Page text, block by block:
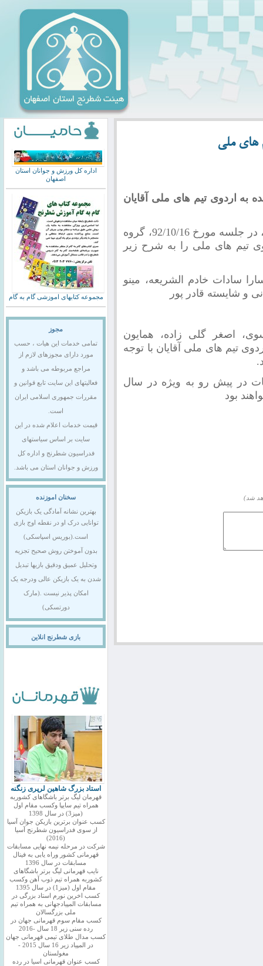
های ملی
اردوی تیم های ملی آقایان
به گزارش روابط عمومی فدراسیون شطرنج، در جلسه مورخ 92/10/16، گروه
تیم های ملی را به شرح زیر
سادات خادم الشریعه، مینو
و شایسته قادر پور
اصغر گلی زاده، همایون
تیم های ملی آقایان با توجه
در پیش رو به ویژه در سال
شد)
اداره کل ورزش و جوانان استان
اصفهان
مجموعه کتابهای اموزشی گام به گام
مجوز
تمامی خدمات این هیات ، حسب
مورد دارای مجوزهای لازم از
مراجع مربوطه می باشد و
فعالیتهای این سایت تابع قوانین و
مقررات جمهوری اسلامی ایران
است.
قیمت خدمات اعلام شده در این
سایت بر اساس سیاستهای
فدراسیون شطرنج و اداره کل
ورزش و جوانان استان می باشد.
سخنان اموزنده
بهترین نشانه آمادگی یک بازیکن
توانایی درک او در نقطه اوج بازی
است.(بوریس اسپاسکی)
بدون آموختن روش صحیح تجزیه
وتحلیل عمیق ودقیق بازیها تبدیل
شدن به یک بازیکن عالی ودرجه یک
امکان پذیر نیست .(مارک
دورتسکی)
بازی شطرنج انلاین
استاد بزرگ شاهین لرپری زنگنه
قهرمان لیگ برتر باشگاهای کشوربه
همراه تیم سایپا وکسب مقام اول
(میز3) در سال 1398
کسب عنوان برترین بازیکن جوان آسیا
از سوی فدراسیون شطرنج آسیا
(2016)
شرکت در مرحله نیمه نهایی مسابقات
قهرمانی کشور وراه یابی به فینال
مسابقات در سال 1396
نایب قهرمانی لیگ برتر باشگاهای
کشوربه همراه تیم ذوب آهن وکسب
مقام اول (میز1) در سال 1395
کسب اخرین نورم استاد بزرگی در
مسابقات المپیادجهانی به همراه تیم
ملی بزرگسالان
کسب مقام سوم قهرمانی جهان در
رده سنی زیر 18 سال -2016
کسب مدال طلای تیمی قهرمانی جهان
در المپیاد زیر 16 سال 2015 -
مغولستان
کسب عنوان قهرمانی اسیا در رده